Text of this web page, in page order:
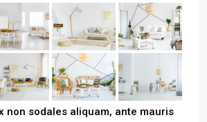
non sodales aliquam, ante mauris